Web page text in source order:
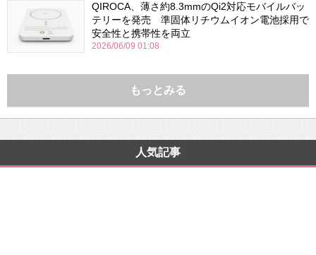
QIROCA、薄さ約8.3mmのQi2対応モバイルバッ
テリーを発売 準固体リチウムイオン電池採用で
安全性と携帯性を両立
2026/06/09 01:08
もっとみる
人気記事